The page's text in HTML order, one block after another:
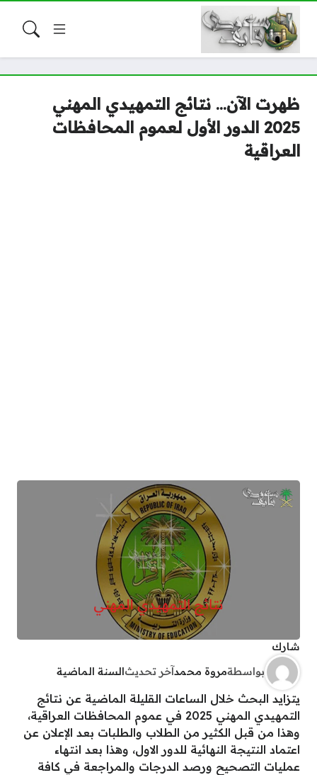
ظهرت الآن… نتائج التمهيدي المهني
2025 الدور الأول لعموم المحافظات
العراقية
شارك
بواسطةمروة محمدآخر تحديثالسنة الماضية
يتزايد البحث خلال الساعات القليلة الماضية عن نتائج
التمهيدي المهني 2025 في عموم المحافظات العراقية،
وهذا من قبل الكثير من الطلاب والطلبات بعد الإعلان عن
اعتماد النتيجة النهائية للدور الاول، وهذا بعد انتهاء
عمليات التصحيح ورصد الدرجات والمراجعة في كافة